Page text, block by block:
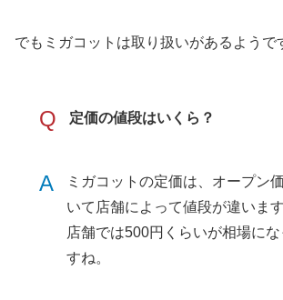
でもミガコットは取り扱いがあるようで
Q 定価の値段はいくら？
A
ミガコットの定価は、オープン
いて店舗によって値段が違います
店舗では500円くらいが相場に
すね。